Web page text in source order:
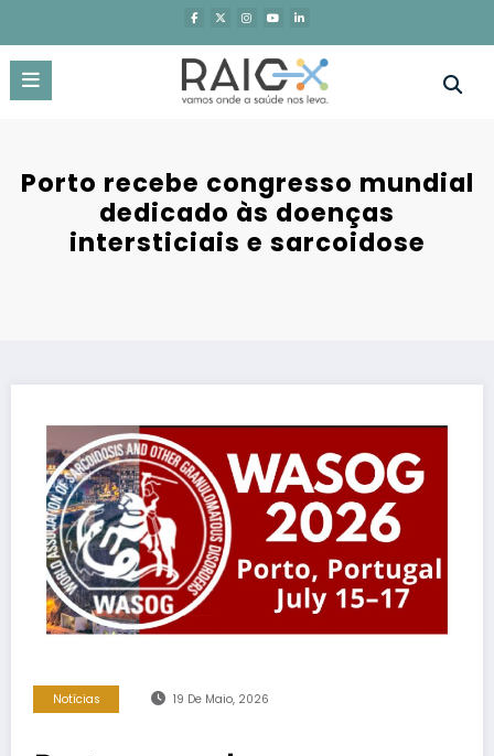
o
conteúdo
Porto recebe congresso mundial
dedicado às doenças
intersticiais e sarcoidose
Notícias 19 De Maio, 2026